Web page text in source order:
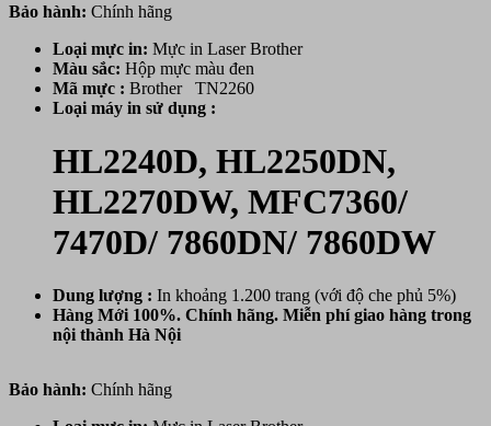
Bảo hành: Chính hãng
Loại mực in: Mực in Laser Brother
Màu sắc: Hộp mực màu đen
Mã mực : Brother TN2260
Loại máy in sử dụng :
HL2240D, HL2250DN,
HL2270DW, MFC7360/
7470D/ 7860DN/ 7860DW
Dung lượng : In khoảng 1.200 trang (với độ che phủ 5%)
Hàng Mới 100%. Chính hãng. Miễn phí giao hàng trong
nội thành Hà Nội
Bảo hành: Chính hãng